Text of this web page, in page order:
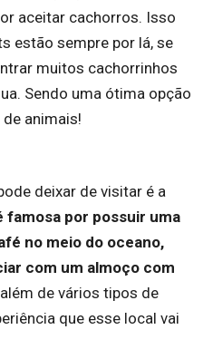
aceitar cachorros. Isso
estão sempre por lá, se
muitos cachorrinhos
Sendo uma ótima opção
animais!
deixar de visitar é a
famosa por possuir uma
no meio do oceano,
com um almoço com
além de vários tipos de
que esse local vai